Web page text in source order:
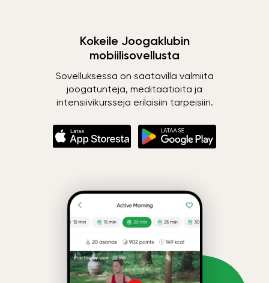
Kokeile Joogaklubin
mobiilisovellusta
Sovelluksessa on saatavilla valmiita
joogatunteja, meditaatioita ja
intensiivikursseja erilaisiin tarpeisiin.